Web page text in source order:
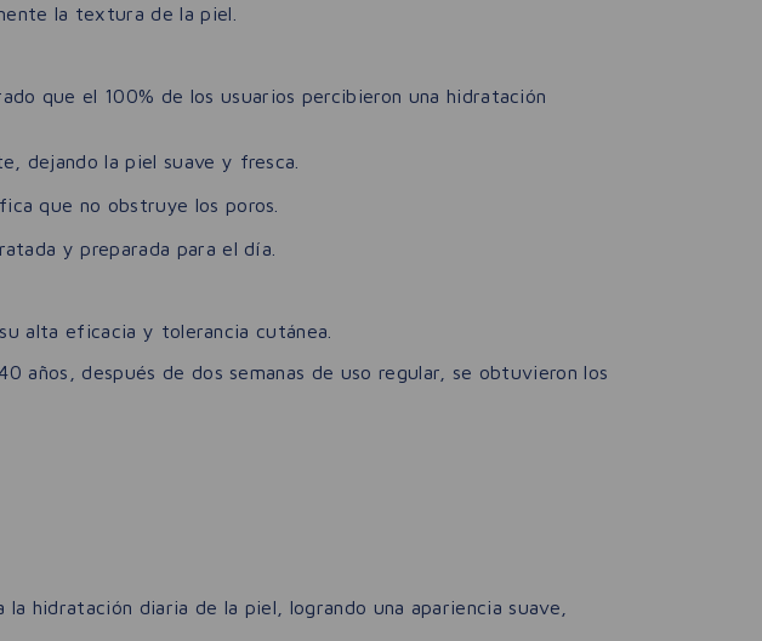
la textura de la piel.
que el 100% de los usuarios percibieron una hidratación
dejando la piel suave y fresca.
que no obstruye los poros.
y preparada para el día.
alta eficacia y tolerancia cutánea.
años, después de dos semanas de uso regular, se obtuvieron los
hidratación diaria de la piel, logrando una apariencia suave,